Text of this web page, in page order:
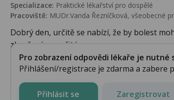
Specializace: Praktické lékařství pro dospělé
Pracoviště: MUDr.Vanda Řezníčková, všeobecné
Dobrý den, určitě se nabízí, že by bolest
zhoršení po určité...
Pro zobrazení odpovědi lékaře je nutné
Přihlášení/registrace je zdarma a zabere
Přihlásit se Zaregistrovat